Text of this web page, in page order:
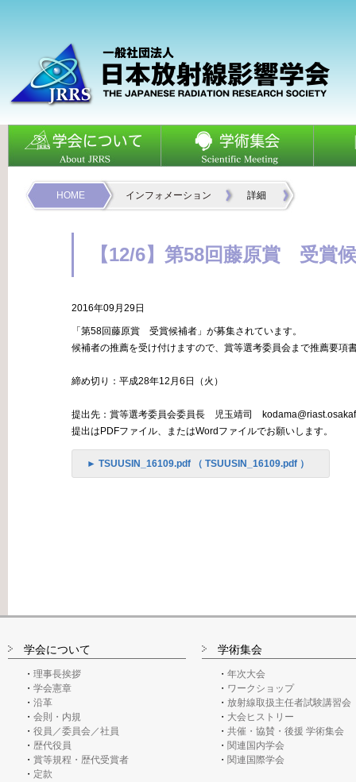
HOME インフォメーション 詳細
【12/6】第58回藤原賞 受賞
2016年09月29日
「第58回藤原賞 受賞候補者」が募集されています。
候補者の推薦を受け付けますので、賞等選考委員会まで推薦要項
締め切り：平成28年12月6日（火）
提出先：賞等選考委員会委員長 児玉靖司
提出はPDFファイル、またはWordファイルでお願いします。
► TSUUSIN_16109.pdf （ TSUUSIN_16109.pdf ）
学会について
理事長挨拶
学会憲章
沿革
会則・内規
役員／委員会／社員
歴代役員
賞等規程・歴代受賞者
定款
学術集会
年次大会
ワークショップ
放射線取扱主任者試験講習会
大会ヒストリー
共催・協賛・後援 学術集会
関連国内学会
関連国際学会